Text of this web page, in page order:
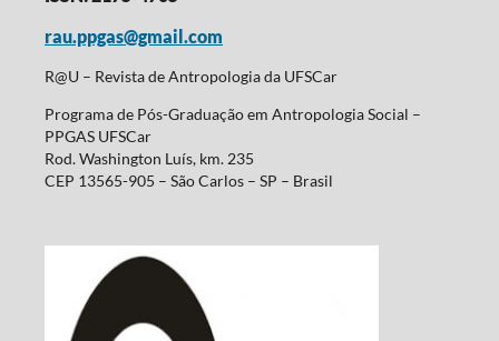
rau.ppgas@gmail.com
R@U – Revista de Antropologia da UFSCar
Programa de Pós-Graduação em Antropologia Social –
PPGAS UFSCar
Rod. Washington Luís, km. 235
CEP 13565-905 – São Carlos – SP – Brasil